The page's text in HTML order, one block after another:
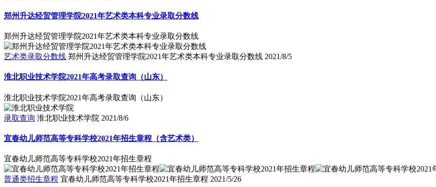
郑州升达经贸管理学院2021年艺术类本科专业录取分数线
郑州升达经贸管理学院2021年艺术类本科专业录取分数线
艺术类录取分数线 郑州升达经贸管理学院2021年艺术类本科专业录取分数线 2021/8/5
淮北职业技术学院2021年高考录取查询（山东）
淮北职业技术学院2021年高考录取查询（山东）
录取查询 淮北职业技术学院 2021/8/6
宜春幼儿师范高等专科学校2021年招生章程（含艺术类）
宜春幼儿师范高等专科学校2021年招生章程
普通类招生章程 宜春幼儿师范高等专科学校2021年招生章程 2021/5/26